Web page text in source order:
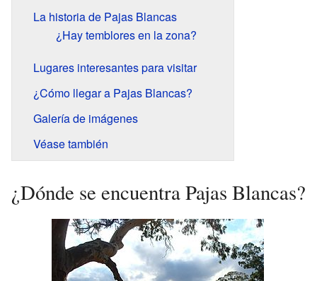
La historia de Pajas Blancas
¿Hay temblores en la zona?
Lugares interesantes para visitar
¿Cómo llegar a Pajas Blancas?
Galería de imágenes
Véase también
¿Dónde se encuentra Pajas Blancas?